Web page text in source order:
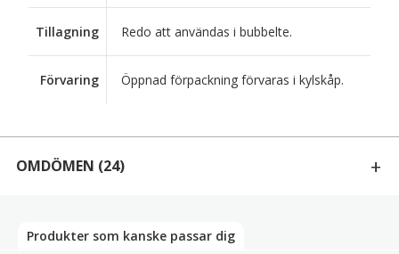
Tillagning Redo att användas i bubbelte.
Förvaring Öppnad förpackning förvaras i kylskåp.
OMDÖMEN (24)
Produkter som kanske passar dig